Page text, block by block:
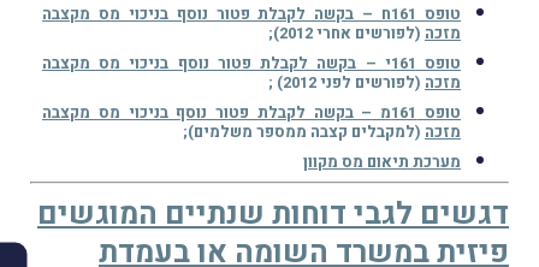
טופס 161ח – בקשה לקבלת פטור נוסף בניכוי מס מקצבה
מזכה (לפורשים אחרי 2012);
טופס 161י – בקשה לקבלת פטור נוסף בניכוי מס מקצבה
מזכה (לפורשים לפני 2012) ;
טופס 161מ – בקשה לקבלת פטור נוסף בניכוי מס מקצבה
מזכה (למקבלים קצבה ממספר משלמים);
מערכת תיאום מס מקוון
דגשים לגבי דוחות שנתיים המוגשים
פיזית במשרד השומה או בעמדת